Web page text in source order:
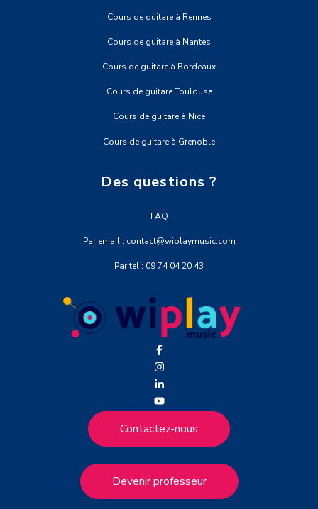
Cours de guitare à Rennes
Cours de guitare à Nantes
Cours de guitare à Bordeaux
Cours de guitare Toulouse
Cours de guitare à Nice
Cours de guitare à Grenoble
Des questions ?
FAQ
Par email : contact@wiplaymusic.com
Par tel : 09 74 04 20 43
Contactez-nous
Devenir professeur